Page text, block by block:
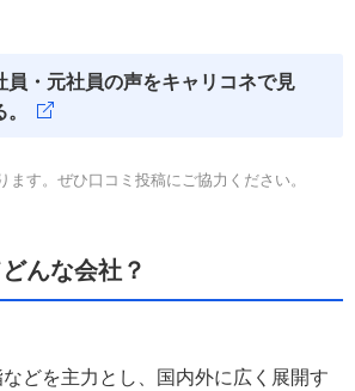
員・元社員の声をキャリコネで見
す。ぜひ口コミ投稿にご協力ください。
んな会社？
どを主力とし、国内外に広く展開す